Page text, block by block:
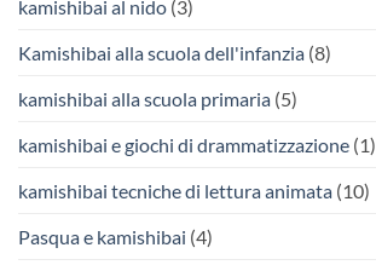
kamishibai al nido (3)
Kamishibai alla scuola dell'infanzia (8)
kamishibai alla scuola primaria (5)
kamishibai e giochi di drammatizzazione (1)
kamishibai tecniche di lettura animata (10)
Pasqua e kamishibai (4)